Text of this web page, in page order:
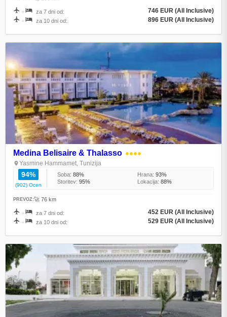
+ za 7 dni od: 746 EUR (All Inclusive)
+ za 10 dni od: 896 EUR (All Inclusive)
Medina Belisaire & Thalasso ●●●●
Yasmine Hammamet, Tunizija
94%
(902) Ocen
Soba: 88% Hrana: 93%
Storitev: 95% Lokacija: 88%
PREVOZ:🚀 76 km
+ za 7 dni od: 452 EUR (All Inclusive)
+ za 10 dni od: 529 EUR (All Inclusive)